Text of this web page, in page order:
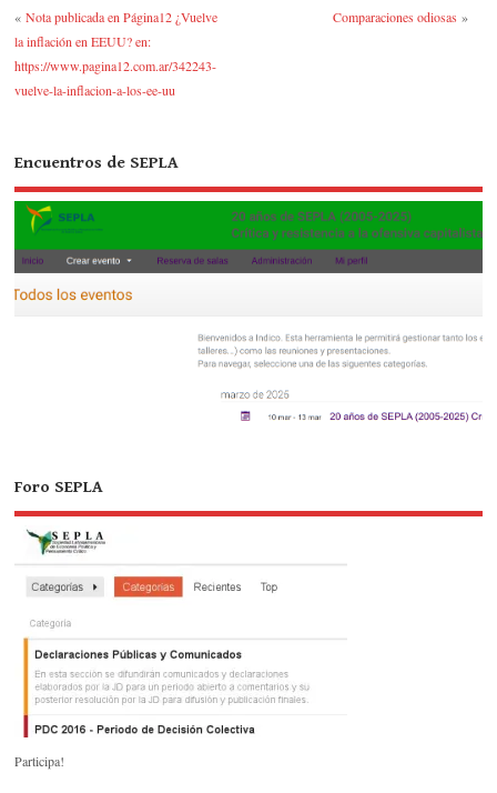
«Nota publicada en Página12 ¿Vuelve
la inflación en EEUU? en:
https://www.pagina12.com.ar/342243-
vuelve-la-inflacion-a-los-ee-uu
Comparaciones odiosas »
Encuentros de SEPLA
Foro SEPLA
Participa!